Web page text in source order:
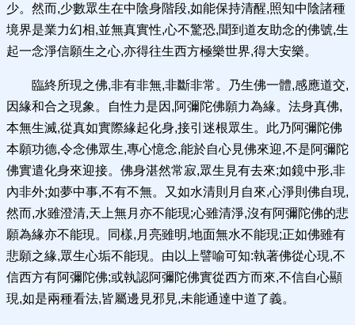
少。然而,少數眾生在中陰身階段,如能保持清醒,照知中陰諸種
境界是業力幻相,並無真實性,心不驚恐,聞到道友助念的佛號,生
起一念淨信願生之心,亦得往生西方極樂世界,得大安樂。
臨終所現之佛,非有非無,非斷非常。乃生佛一體,感應道交,
因緣和合之現象。自性力是因,阿彌陀佛願力為緣。法身真佛,
本無生滅,從真如實際緣起化身,接引迷根眾生。此乃阿彌陀佛
本願功德,令念佛眾生,專心憶念,能於自心見佛來迎,不是阿彌陀
佛實遣化身來迎接。佛身湛然常寂,眾生見有去來;如鏡中形,非
內非外;如夢中事,不有不無。又如水清則月自來,心淨則佛自現,
然而,水雖澄清,天上無月亦不能現;心雖清淨,沒有阿彌陀佛的悲
願為緣亦不能現。同樣,月亮雖明,地面無水不能現;正如佛雖有
悲願之緣,眾生心垢不能現。由以上譬喻可知:執著佛從心現,不
信西方有阿彌陀佛;或執認阿彌陀佛實從西方而來,不信自心顯
現,如是兩種看法,皆屬邊見邪見,未能通達中道了義。